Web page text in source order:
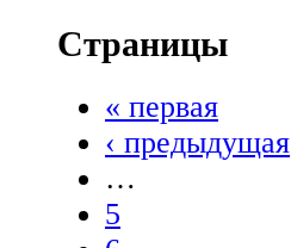
Страницы
« первая
‹ предыдущая
…
5